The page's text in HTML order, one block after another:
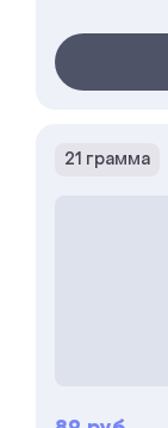
21 грамма